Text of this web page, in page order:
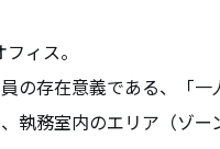
ィス。
の存在意義である、「
務室内のエリア（ゾー